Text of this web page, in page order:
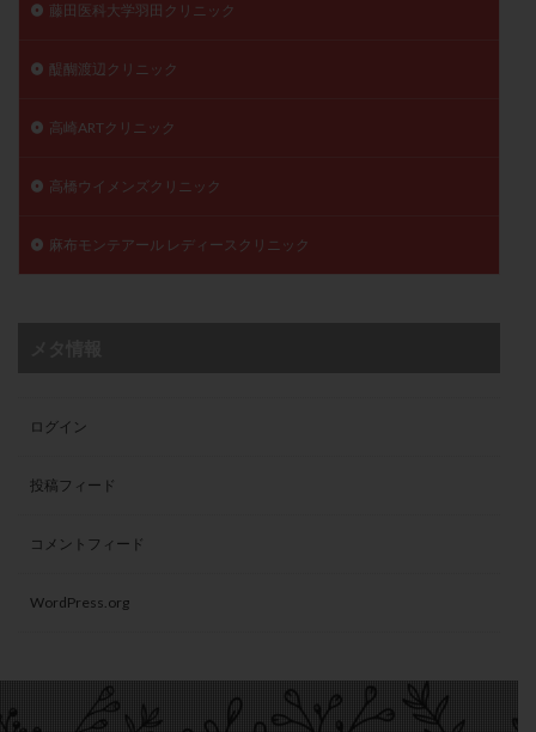
藤田医科大学羽田クリニック
醍醐渡辺クリニック
高崎ARTクリニック
高橋ウイメンズクリニック
麻布モンテアール レディースクリニック
ログイン
投稿フィード
コメントフィード
WordPress.org